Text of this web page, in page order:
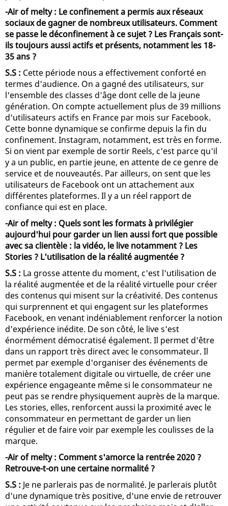
-Air of melty : Le confinement a permis aux réseaux
sociaux de gagner de nombreux utilisateurs. Comment
se passe le déconfinement à ce sujet ? Les Français sont-
ils toujours aussi actifs et présents, notamment les 18-
35 ans ?
S.S : Cette période nous a effectivement conforté en
termes d'audience. On a gagné des utilisateurs, sur
l'ensemble des classes d'âge dont celle de la jeune
génération. On compte actuellement plus de 39 millions
d'utilisateurs actifs en France par mois sur Facebook.
Cette bonne dynamique se confirme depuis la fin du
confinement. Instagram, notamment, est très en forme.
Si on vient par exemple de sortir Reels, c'est parce qu'il
y a un public, en partie jeune, en attente de ce genre de
service et de nouveautés. Par ailleurs, on sent que les
utilisateurs de Facebook ont un attachement aux
différentes plateformes. Il y a un réel rapport de
confiance qui est en place.
-Air of melty : Quels sont les formats à privilégier
aujourd'hui pour garder un lien aussi fort que possible
avec sa clientèle : la vidéo, le live notamment ? Les
Stories ? L'utilisation de la réalité augmentée ?
S.S : La grosse attente du moment, c'est l'utilisation de
la réalité augmentée et de la réalité virtuelle pour créer
des contenus qui misent sur la créativité. Des contenus
qui surprennent et qui engagent sur les plateformes
Facebook, en venant indéniablement renforcer la notion
d'expérience inédite. De son côté, le live s'est
énormément démocratisé également. Il permet d'être
dans un rapport très direct avec le consommateur. Il
permet par exemple d'organiser des événements de
manière totalement digitale ou virtuelle, de créer une
expérience engageante même si le consommateur ne
peut pas se rendre physiquement auprès de la marque.
Les stories, elles, renforcent aussi la proximité avec le
consommateur en permettant de garder un lien
régulier et de faire voir par exemple les coulisses de la
marque.
-Air of melty : Comment s'amorce la rentrée 2020 ?
Retrouve-t-on une certaine normalité ?
S.S : Je ne parlerais pas de normalité. Je parlerais plutôt
d'une dynamique très positive, d'une envie de retrouver